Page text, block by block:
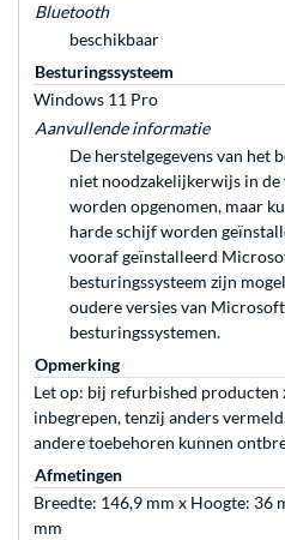
Bluetooth
beschikbaar
Besturingssysteem
Windows 11 Pro
Aanvullende informatie
De herstelgegevens van het
niet noodzakelijkerwijs in
worden opgenomen, maar
harde schijf worden
vooraf geïnstalleerd
besturingssysteem zijn
oudere versies van
besturingssystemen.
Opmerking
Let op: bij refurbished producten
inbegrepen, tenzij anders
andere toebehoren kunnen
Afmetingen
Breedte: 146,9 mm x Hoogte: 36
mm